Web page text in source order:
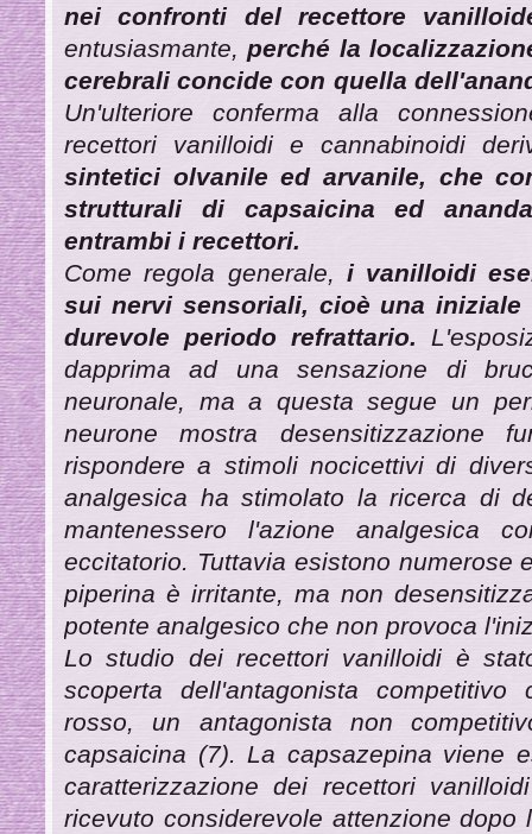
nei confronti del recettore
entusiasmante,perché la
cerebrali concide con quella
Un'ulteriore conferma alla
recettori vanilloidi e cannabinoidi
sintetici olvanile ed arvanile, che
strutturali di capsaicina ed
entrambi i recettori.
Come regola generale, i vanilloidi
sui nervi sensoriali, cioè una
durevole periodo refrattario.
dapprima ad una sensazione di
neuronale, ma a questa segue un
neurone mostra desensitizzazione
rispondere a stimoli nocicettivi di
analgesica ha stimolato la ricerca di
mantenessero l'azione analgesica
eccitatorio. Tuttavia esistono numerose
piperina è irritante, ma non
potente analgesico che non provoca
Lo studio dei recettori vanilloidi è
scoperta dell'antagonista
rosso, un antagonista non
capsaicina (7). La capsazepina viene
caratterizzazione dei recettori
ricevuto considerevole attenzione